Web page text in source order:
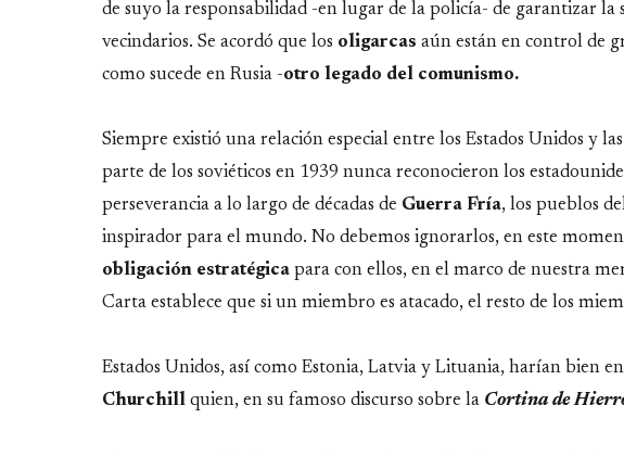
de suyo la responsabilidad -en lugar de la policía- de garantizar la
vecindarios. Se acordó que los oligarcas aún están en control de
como sucede en Rusia -otro legado del comunismo.
Siempre existió una relación especial entre los Estados Unidos y
parte de los soviéticos en 1939 nunca reconocieron los
perseverancia a lo largo de décadas de Guerra Fría, los pueblos
inspirador para el mundo. No debemos ignorarlos, en este
obligación estratégica para con ellos, en el marco de nuestra
Carta establece que si un miembro es atacado, el resto de los
Estados Unidos, así como Estonia, Latvia y Lituania, harían bien
Churchill quien, en su famoso discurso sobre la Cortina de